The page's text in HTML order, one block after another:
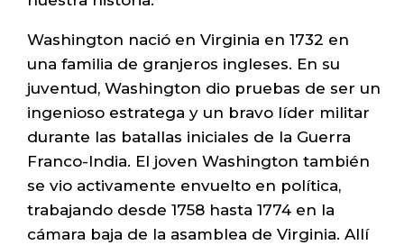
Washington nació en Virginia en 1732 en
una familia de granjeros ingleses. En su
juventud, Washington dio pruebas de ser un
ingenioso estratega y un bravo líder militar
durante las batallas iniciales de la Guerra
Franco-India. El joven Washington también
se vio activamente envuelto en política,
trabajando desde 1758 hasta 1774 en la
cámara baja de la asamblea de Virginia. Allí